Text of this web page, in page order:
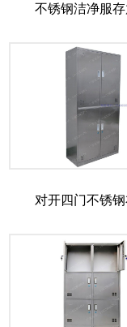
不锈钢洁净服
对开四门不锈